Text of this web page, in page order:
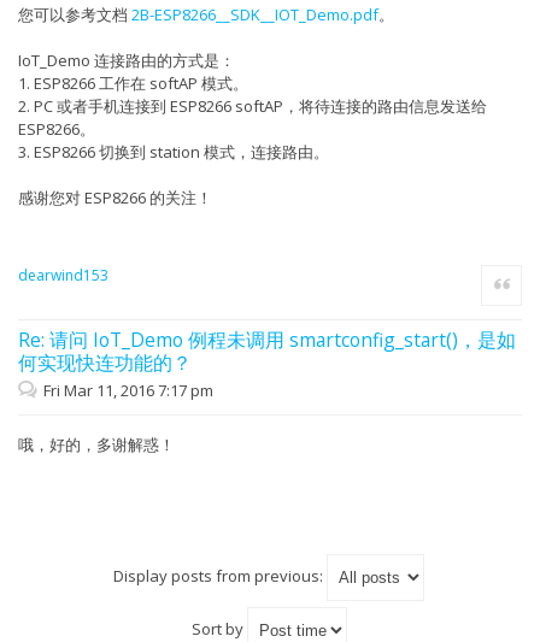
您可以参考文档 2B-ESP8266__SDK__IOT_Demo.pdf。
IoT_Demo 连接路由的方式是：
1. ESP8266 工作在 softAP 模式。
2. PC 或者手机连接到 ESP8266 softAP，将待连接的路由信息发送给
ESP8266。
3. ESP8266 切换到 station 模式，连接路由。
感谢您对 ESP8266 的关注！
dearwind153
Re: 请问 IoT_Demo 例程未调用 smartconfig_start()，是如
何实现快连功能的？
Quote
Fri Mar 11, 2016 7:17 pm
哦，好的，多谢解惑！
Display posts from previous:
Sort by